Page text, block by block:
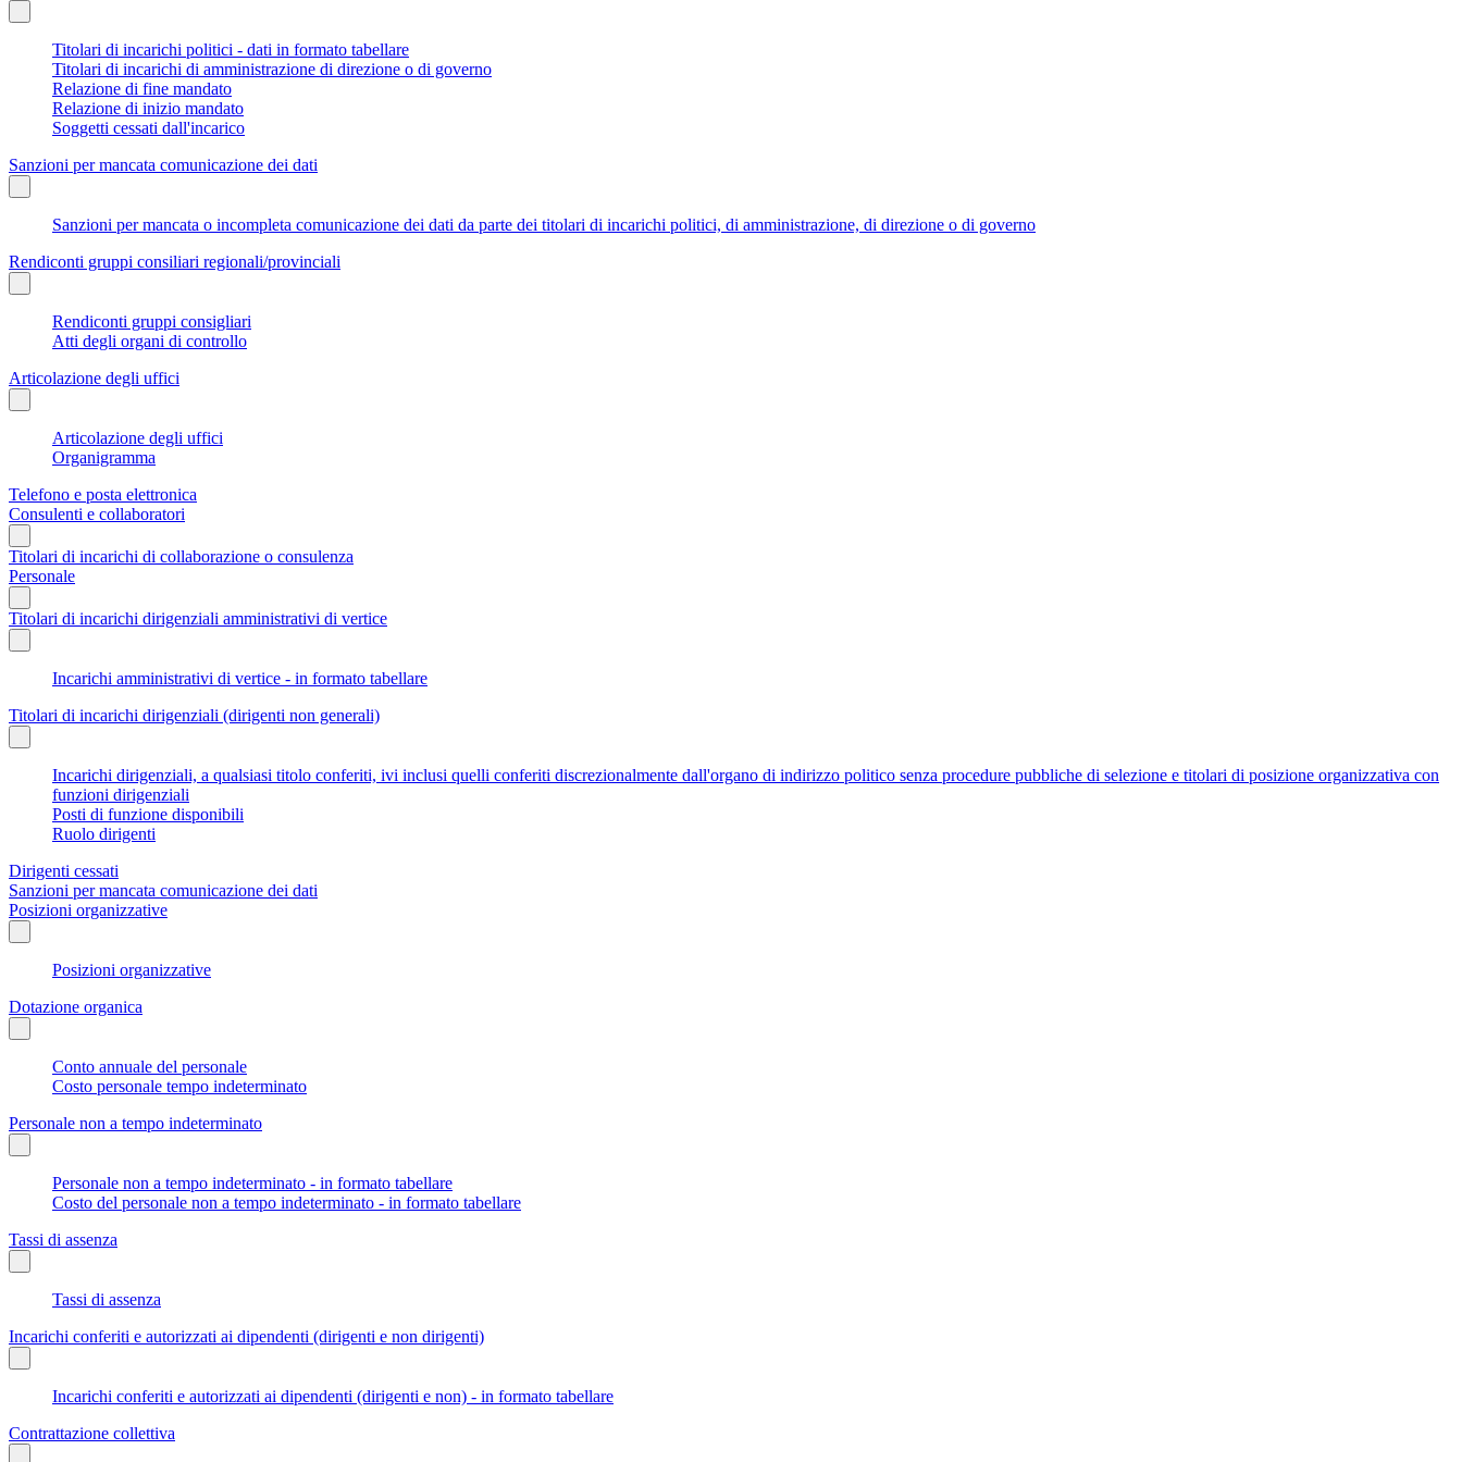
Titolari di incarichi politici - dati in formato tabellare
Titolari di incarichi di amministrazione di direzione o di governo
Relazione di fine mandato
Relazione di inizio mandato
Soggetti cessati dall'incarico
Sanzioni per mancata comunicazione dei dati
Sanzioni per mancata o incompleta comunicazione dei dati da parte dei titolari di incarichi politici, di amministrazione, di direzione o di governo
Rendiconti gruppi consiliari regionali/provinciali
Rendiconti gruppi consigliari
Atti degli organi di controllo
Articolazione degli uffici
Articolazione degli uffici
Organigramma
Telefono e posta elettronica
Consulenti e collaboratori
Titolari di incarichi di collaborazione o consulenza
Personale
Titolari di incarichi dirigenziali amministrativi di vertice
Incarichi amministrativi di vertice - in formato tabellare
Titolari di incarichi dirigenziali (dirigenti non generali)
Incarichi dirigenziali, a qualsiasi titolo conferiti, ivi inclusi quelli conferiti discrezionalmente dall'organo di indirizzo politico senza procedure pubbliche di selezione e titolari di posizione organizzativa con
funzioni dirigenziali
Posti di funzione disponibili
Ruolo dirigenti
Dirigenti cessati
Sanzioni per mancata comunicazione dei dati
Posizioni organizzative
Posizioni organizzative
Dotazione organica
Conto annuale del personale
Costo personale tempo indeterminato
Personale non a tempo indeterminato
Personale non a tempo indeterminato - in formato tabellare
Costo del personale non a tempo indeterminato - in formato tabellare
Tassi di assenza
Tassi di assenza
Incarichi conferiti e autorizzati ai dipendenti (dirigenti e non dirigenti)
Incarichi conferiti e autorizzati ai dipendenti (dirigenti e non) - in formato tabellare
Contrattazione collettiva